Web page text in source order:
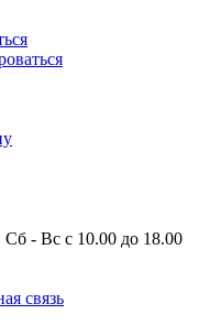
Сб - Вс с 10.00 до 18.00
связь